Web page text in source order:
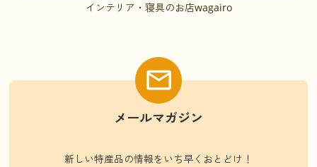
インテリア・寝具のお店wagairo
メールマガジン
新しい特産品の情報をいち早くおとどけ！